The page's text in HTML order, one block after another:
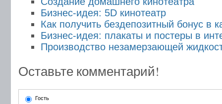
Бизнес-идея: 5D кинотеатр
Как получить бездепозитный бонус в
Бизнес-идея: плакаты и постеры в
Производство незамерзающей
Оставьте комментарий!
Гость